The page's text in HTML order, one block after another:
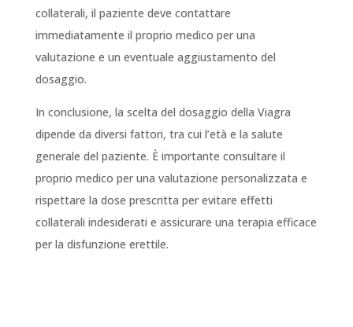
collaterali, il paziente deve contattare
immediatamente il proprio medico per una
valutazione e un eventuale aggiustamento del
dosaggio.
In conclusione, la scelta del dosaggio della Viagra
dipende da diversi fattori, tra cui l’età e la salute
generale del paziente. È importante consultare il
proprio medico per una valutazione personalizzata e
rispettare la dose prescritta per evitare effetti
collaterali indesiderati e assicurare una terapia efficace
per la disfunzione erettile.